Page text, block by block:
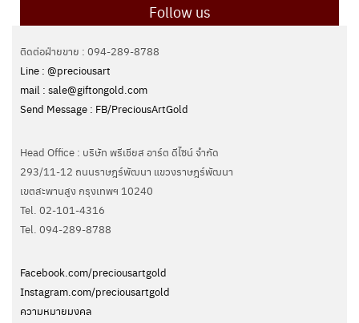
Follow us
ติดต่อฝ่ายขาย : 094-289-8788
Line : @preciousart
mail : sale@giftongold.com
Send Message : FB/PreciousArtGold
Head Office : บริษัท พรีเชียส อาร์ต ดีไซน์ จำกัด
293/11-12 ถนนราษฎร์พัฒนา แขวงราษฎร์พัฒนา
เขตสะพานสูง กรุงเทพฯ 10240
Tel. 02-101-4316
Tel. ‭094-289-8788‬
Facebook.com/preciousartgold
Instagram.com/preciousartgold
ความหมายมงคล